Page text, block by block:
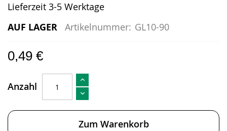
Lieferzeit 3-5 Werktage
AUF LAGER Artikelnummer: GL10-90
0,49 €
Anzahl
Zum Warenkorb